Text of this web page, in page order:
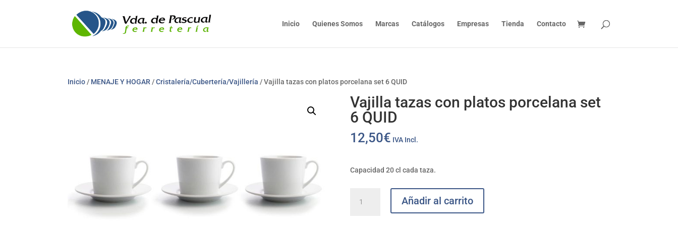
Inicio Quienes Somos Marcas Catálogos Empresas Tienda Contacto
Inicio / MENAJE Y HOGAR /Cristalería/Cubertería/Vajillería / Vajilla tazas con platos porcelana set 6 QUID
Vajilla tazas con platos porcelana set
6 QUID
12,50€ IVA Incl.
Capacidad 20 cl cada taza.
tazas
Añadir al carrito